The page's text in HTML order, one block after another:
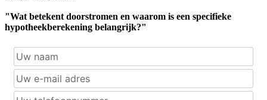
"Wat betekent doorstromen en waarom is een specifieke
hypotheekberekening belangrijk?"